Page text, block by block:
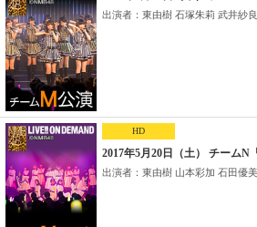
出演者：東由樹 石塚朱莉 武井紗良
HD
2017年5月20日（土） チームN
出演者：東由樹 山本彩加 石田優美